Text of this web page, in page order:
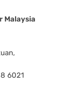
Malaysia
6021